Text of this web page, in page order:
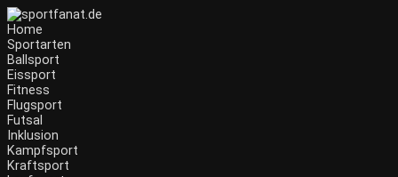
Home
Sportarten
Ballsport
Eissport
Fitness
Flugsport
Futsal
Inklusion
Kampfsport
Kraftsport